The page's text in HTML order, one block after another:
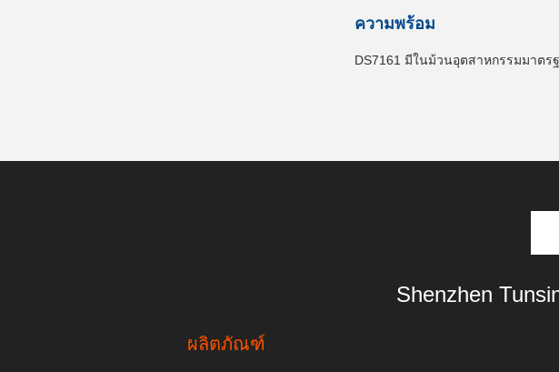
ความพร้อม
DS7161 มีในม้วนอุตสาหกรรมมาตร
Shenzhen
ผลิตภัณฑ์